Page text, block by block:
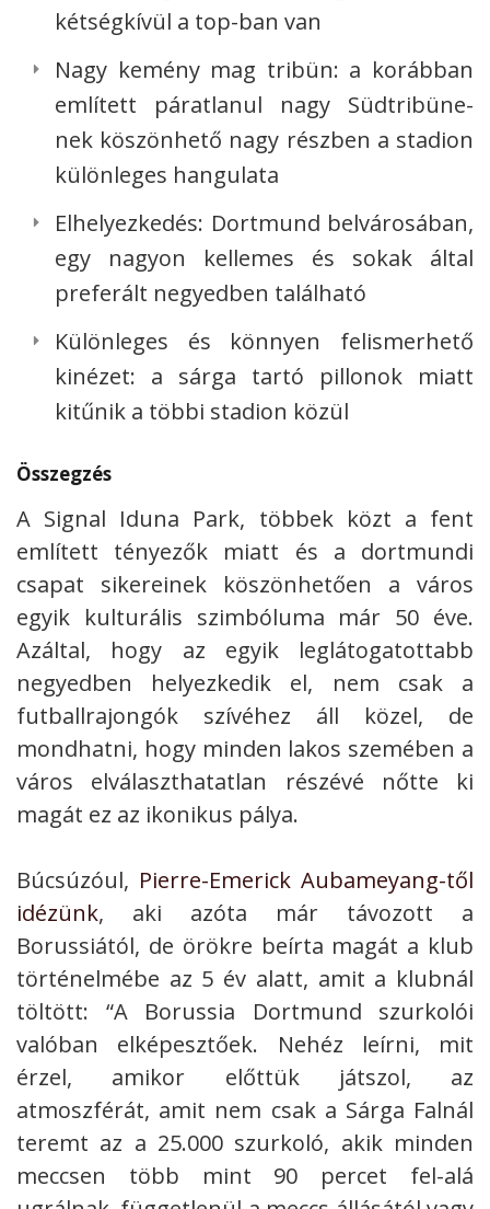
kétségkívül a top-ban van
Nagy kemény mag tribün: a korábban
említett páratlanul nagy Südtribüne-
nek köszönhető nagy részben a stadion
különleges hangulata
Elhelyezkedés: Dortmund belvárosában,
egy nagyon kellemes és sokak által
preferált negyedben található
Különleges és könnyen felismerhető
kinézet: a sárga tartó pillonok miatt
kitűnik a többi stadion közül
Összegzés
A Signal Iduna Park, többek közt a fent
említett tényezők miatt és a dortmundi
csapat sikereinek köszönhetően a város
egyik kulturális szimbóluma már 50 éve.
Azáltal, hogy az egyik leglátogatottabb
negyedben helyezkedik el, nem csak a
futballrajongók szívéhez áll közel, de
mondhatni, hogy minden lakos szemében a
város elválaszthatatlan részévé nőtte ki
magát ez az ikonikus pálya.
Búcsúzóul, Pierre-Emerick Aubameyang-től
idézünk, aki azóta már távozott a
Borussiától, de örökre beírta magát a klub
történelmébe az 5 év alatt, amit a klubnál
töltött: “A Borussia Dortmund szurkolói
valóban elképesztőek. Nehéz leírni, mit
érzel, amikor előttük játszol, az
atmoszférát, amit nem csak a Sárga Falnál
teremt az a 25.000 szurkoló, akik minden
meccsen több mint 90 percet fel-alá